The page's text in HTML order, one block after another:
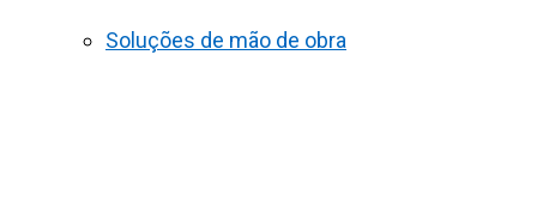
Soluções de mão de obra